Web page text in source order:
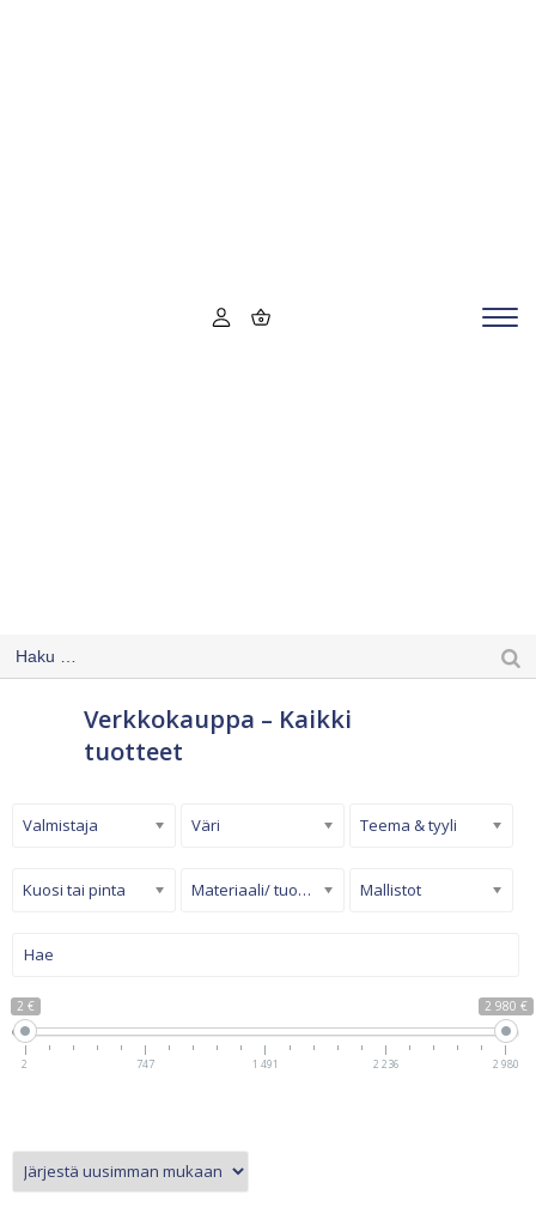
Verkkokauppa – Kaikki
tuotteet
2 € 2 980 €
2 747 1 491 2 236 2 980
Valmistaja Väri Teema & tyyli
Kuosi tai pinta Materiaali/ tuotetyyppi Mallistot